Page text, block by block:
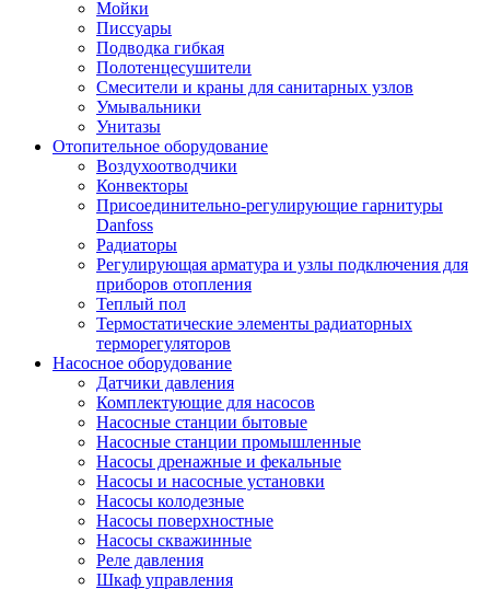
Мойки
Писсуары
Подводка гибкая
Полотенцесушители
Смесители и краны для санитарных узлов
Умывальники
Унитазы
Отопительное оборудование
Воздухоотводчики
Конвекторы
Присоединительно-регулирующие гарнитуры
Danfoss
Радиаторы
Регулирующая арматура и узлы подключения для
приборов отопления
Теплый пол
Термостатические элементы радиаторных
терморегуляторов
Насосное оборудование
Датчики давления
Комплектующие для насосов
Насосные станции бытовые
Насосные станции промышленные
Насосы дренажные и фекальные
Насосы и насосные установки
Насосы колодезные
Насосы поверхностные
Насосы скважинные
Реле давления
Шкаф управления